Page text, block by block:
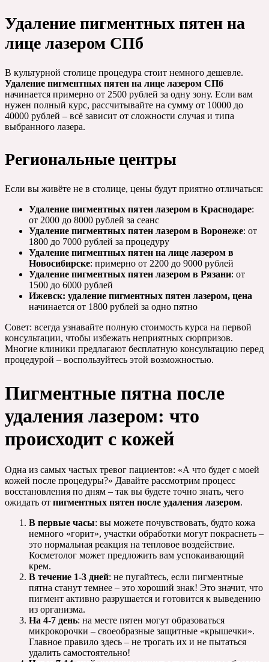
Удаление пигментных пятен на
лице лазером СПб
В культурной столице процедура стоит немного дешевле.
Удаление пигментных пятен на лице лазером СПб
начинается примерно от 2500 рублей за одну зону. Если вам
нужен полный курс, рассчитывайте на сумму от 10000 до
40000 рублей – всё зависит от сложности случая и типа
выбранного лазера.
Региональные центры
Если вы живёте не в столице, цены будут приятно отличаться:
Удаление пигментных пятен лазером в Краснодаре:
от 2000 до 8000 рублей за сеанс
Удаление пигментных пятен лазером в Воронеже: от
1800 до 7000 рублей за процедуру
Удаление пигментных пятен на лице лазером в
Новосибирске: примерно от 2200 до 9000 рублей
Удаление пигментных пятен лазером в Рязани: от
1500 до 6000 рублей
Ижевск: удаление пигментных пятен лазером, цена
начинается от 1800 рублей за одно пятно
Совет: всегда узнавайте полную стоимость курса на первой
консультации, чтобы избежать неприятных сюрпризов.
Многие клиники предлагают бесплатную консультацию перед
процедурой – воспользуйтесь этой возможностью.
Пигментные пятна после
удаления лазером: что
происходит с кожей
Одна из самых частых тревог пациентов: «А что будет с моей
кожей после процедуры?» Давайте рассмотрим процесс
восстановления по дням – так вы будете точно знать, чего
ожидать от пигментных пятен после удаления лазером.
В первые часы: вы можете почувствовать, будто кожа
немного «горит», участки обработки могут покраснеть –
это нормальная реакция на тепловое воздействие.
Косметолог может предложить вам успокаивающий
крем.
В течение 1-3 дней: не пугайтесь, если пигментные
пятна станут темнее – это хороший знак! Это значит, что
пигмент активно разрушается и готовится к выведению
из организма.
На 4-7 день: на месте пятен могут образоваться
микрокорочки – своеобразные защитные «крышечки».
Главное правило здесь – не трогать их и не пытаться
удалить самостоятельно!